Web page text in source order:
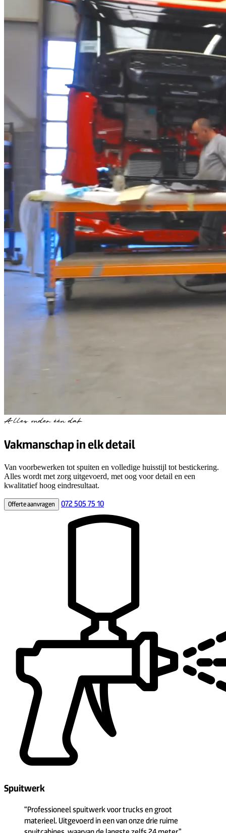
Alles onder één dak
Vakmanschap in elk detail
Van voorbewerken tot spuiten en volledige huisstijl tot bestickering.
Alles wordt met zorg uitgevoerd, met oog voor detail en een
kwalitatief hoog eindresultaat.
Offerte aanvragen 072 505 75 10
Spuitwerk
“Professioneel spuitwerk voor trucks en groot
materieel. Uitgevoerd in een van onze drie ruime